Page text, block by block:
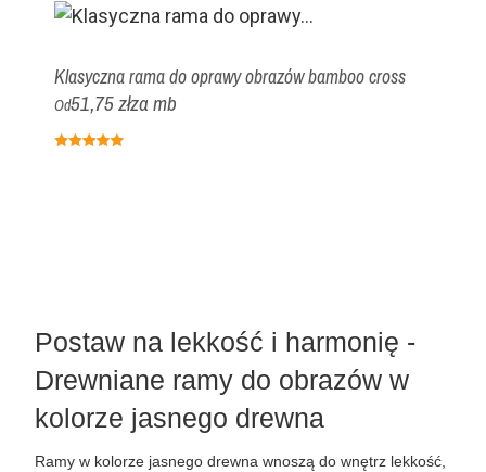
Klasyczna rama do oprawy obrazów bamboo cross
Od51,75 złza mb
Postaw na lekkość i harmonię -
Drewniane ramy do obrazów w
kolorze jasnego drewna
Ramy w kolorze jasnego drewna wnoszą do wnętrz lekkość,